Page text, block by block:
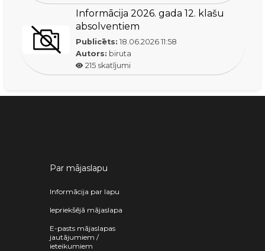
Informācija 2026. gada 12. klašu
absolventiem
Publicēts: 18.06.2026 11:58
Autors: biruta
215 skatījumi
Par mājaslapu
Informācija par lapu
Iepriekšējā mājaslapa
E-pasts mājaslapas
jautājumiem /
ieteikumiem